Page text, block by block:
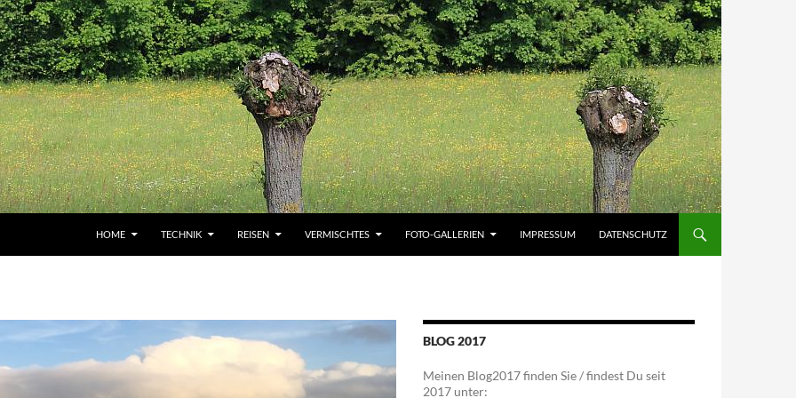
HOME TECHNIK REISEN VERMISCHTES FOTO-GALLERIEN IMPRESSUM DATENSCHUTZ
BLOG 2017
Meinen Blog2017 finden Sie / findest Du seit
2017 unter: